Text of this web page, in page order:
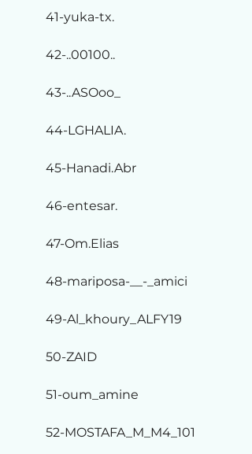
41-yuka-tx.
42-..00100..
43-..ASOoo_
44-LGHALIA.
45-Hanadi.Abr
46-entesar.
47-Om.Elias
48-mariposa-__-_amici
49-Al_khoury_ALFY19
50-ZAID
51-oum_amine
52-MOSTAFA_M_M4_101